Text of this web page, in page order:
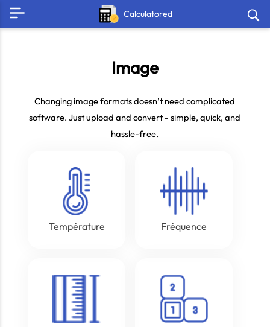
Calculatored
Image
Changing image formats doesn’t need complicated
software. Just upload and convert - simple, quick, and
hassle-free.
Température Fréquence